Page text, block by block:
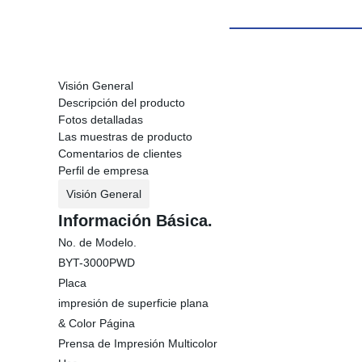
Visión General
Descripción del producto
Fotos detalladas
Las muestras de producto
Comentarios de clientes
Perfil de empresa
Visión General
Información Básica.
No. de Modelo.
BYT-3000PWD
Placa
impresión de superficie plana
& Color Página
Prensa de Impresión Multicolor